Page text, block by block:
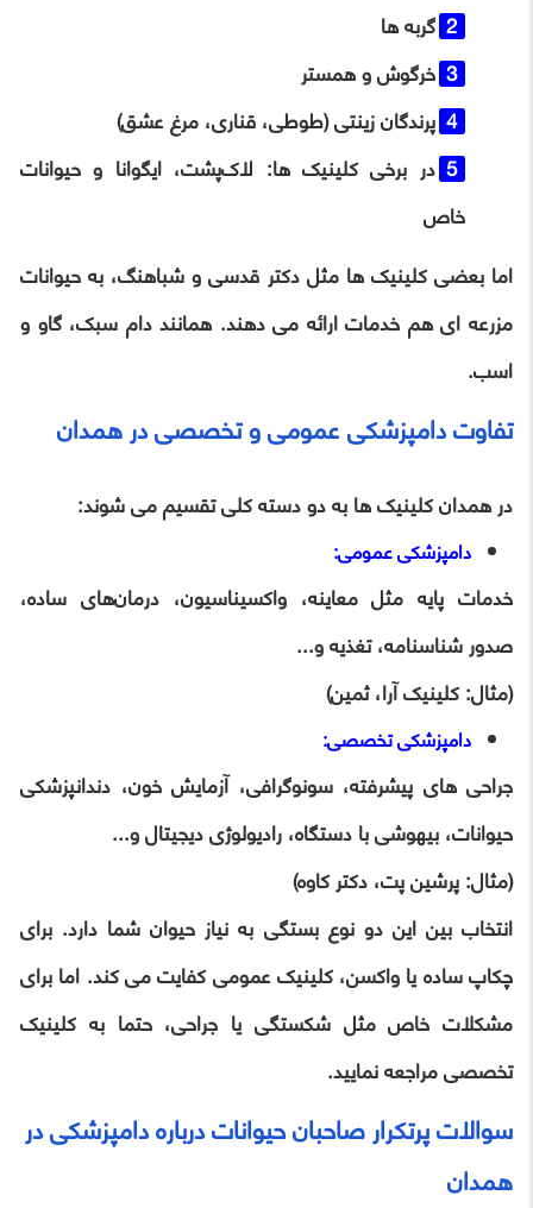
گربه ‌ها
خرگوش و همستر
پرندگان زینتی (طوطی، قناری، مرغ عشق)
در برخی کلینیک ‌ها: لاک‌پشت، ایگوانا و حیوانات
خاص
اما بعضی کلینیک ‌ها مثل دکتر قدسی و شباهنگ، به حیوانات
مزرعه ‌ای هم خدمات ارائه می دهند. همانند دام سبک، گاو و
اسب.
تفاوت دامپزشکی عمومی و تخصصی در همدان
در همدان کلینیک ‌ها به دو دسته کلی تقسیم می شوند:
دامپزشکی عمومی:
خدمات پایه مثل معاینه، واکسیناسیون، درمان‌های ساده،
صدور شناسنامه، تغذیه و...
(مثال: کلینیک آرا، ثمین)
دامپزشکی تخصصی:
جراحی ‌های پیشرفته، سونوگرافی، آزمایش خون، دندانپزشکی
حیوانات، بیهوشی با دستگاه، رادیولوژی دیجیتال و...
(مثال: پرشین پت، دکتر کاوه)
انتخاب بین این دو نوع بستگی به نیاز حیوان شما دارد. برای
چکاپ ساده یا واکسن، کلینیک عمومی کفایت می کند. اما برای
مشکلات خاص مثل شکستگی یا جراحی، حتما به کلینیک
تخصصی مراجعه نمایید.
سوالات پرتکرار صاحبان حیوانات درباره دامپزشکی در
همدان